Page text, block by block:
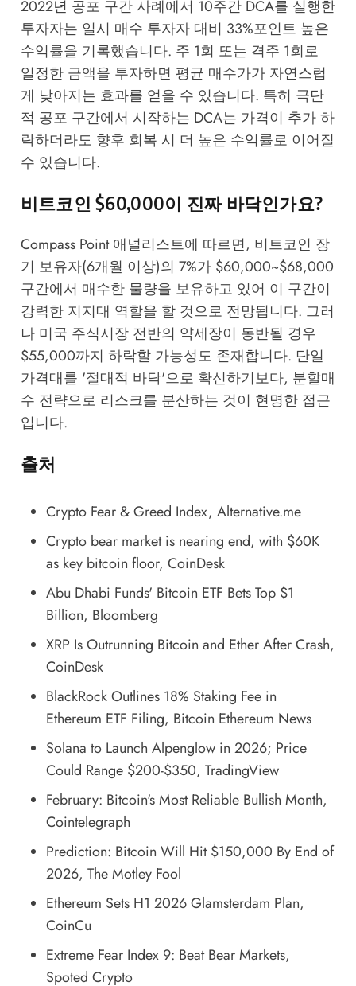
2022년 공포 구간 사례에서 10주간 DCA를 실행한
투자자는 일시 매수 투자자 대비 33%포인트 높은
수익률을 기록했습니다. 주 1회 또는 격주 1회로
일정한 금액을 투자하면 평균 매수가가 자연스럽
게 낮아지는 효과를 얻을 수 있습니다. 특히 극단
적 공포 구간에서 시작하는 DCA는 가격이 추가 하
락하더라도 향후 회복 시 더 높은 수익률로 이어질
수 있습니다.
비트코인 $60,000이 진짜 바닥인가요?
Compass Point 애널리스트에 따르면, 비트코인 장
기 보유자(6개월 이상)의 7%가 $60,000~$68,000
구간에서 매수한 물량을 보유하고 있어 이 구간이
강력한 지지대 역할을 할 것으로 전망됩니다. 그러
나 미국 주식시장 전반의 약세장이 동반될 경우
$55,000까지 하락할 가능성도 존재합니다. 단일
가격대를 '절대적 바닥'으로 확신하기보다, 분할매
수 전략으로 리스크를 분산하는 것이 현명한 접근
입니다.
출처
Crypto Fear & Greed Index, Alternative.me
Crypto bear market is nearing end, with $60K
as key bitcoin floor, CoinDesk
Abu Dhabi Funds' Bitcoin ETF Bets Top $1
Billion, Bloomberg
XRP Is Outrunning Bitcoin and Ether After Crash,
CoinDesk
BlackRock Outlines 18% Staking Fee in
Ethereum ETF Filing, Bitcoin Ethereum News
Solana to Launch Alpenglow in 2026; Price
Could Range $200-$350, TradingView
February: Bitcoin's Most Reliable Bullish Month,
Cointelegraph
Prediction: Bitcoin Will Hit $150,000 By End of
2026, The Motley Fool
Ethereum Sets H1 2026 Glamsterdam Plan,
CoinCu
Extreme Fear Index 9: Beat Bear Markets,
Spoted Crypto